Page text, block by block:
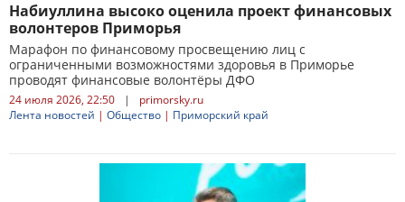
Набиуллина высоко оценила проект финансовых
волонтеров Приморья
Марафон по финансовому просвещению лиц с
ограниченными возможностями здоровья в Приморье
проводят финансовые волонтёры ДФО
24 июля 2026, 22:50 |
primorsky.ru
Лента новостей | Общество | Приморский край